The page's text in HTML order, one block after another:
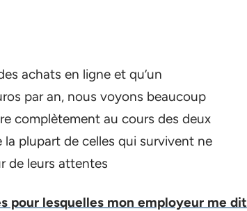
achats en ligne et qu’un
par an, nous voyons beaucoup
complètement au cours des deux
plupart de celles qui survivent ne
de leurs attentes
pour lesquelles mon employeur me dit